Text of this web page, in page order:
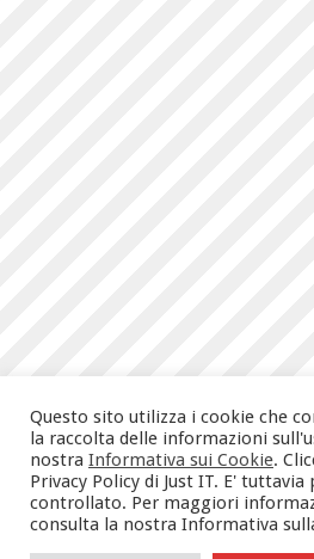
Questo sito utilizza i cookie che
la raccolta delle informazioni
nostra Informativa sui Cookie.
Privacy Policy di Just IT. E'
controllato. Per maggiori
consulta la nostra Informativa